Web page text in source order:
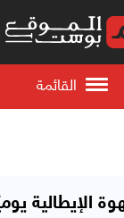
القائمة
الإيطالية